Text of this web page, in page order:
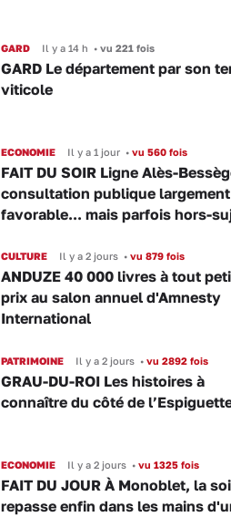
GARD Il y a 14 h •vu 221 fois
GARD Le département par son
viticole
ECONOMIE Il y a 1 jour •vu 560 fois
FAIT DU SOIR Ligne Alès-
consultation publique largement
favorable... mais parfois hors-
CULTURE Il y a 2 jours •vu 879 fois
ANDUZE 40 000 livres à tout
prix au salon annuel d'Amnesty
International
PATRIMOINE Il y a 2 jours •vu 2892 fois
GRAU-DU-ROI Les histoires à
connaître du côté de
ECONOMIE Il y a 2 jours •vu 1325 fois
FAIT DU JOUR À Monoblet, la
repasse enfin dans les mains